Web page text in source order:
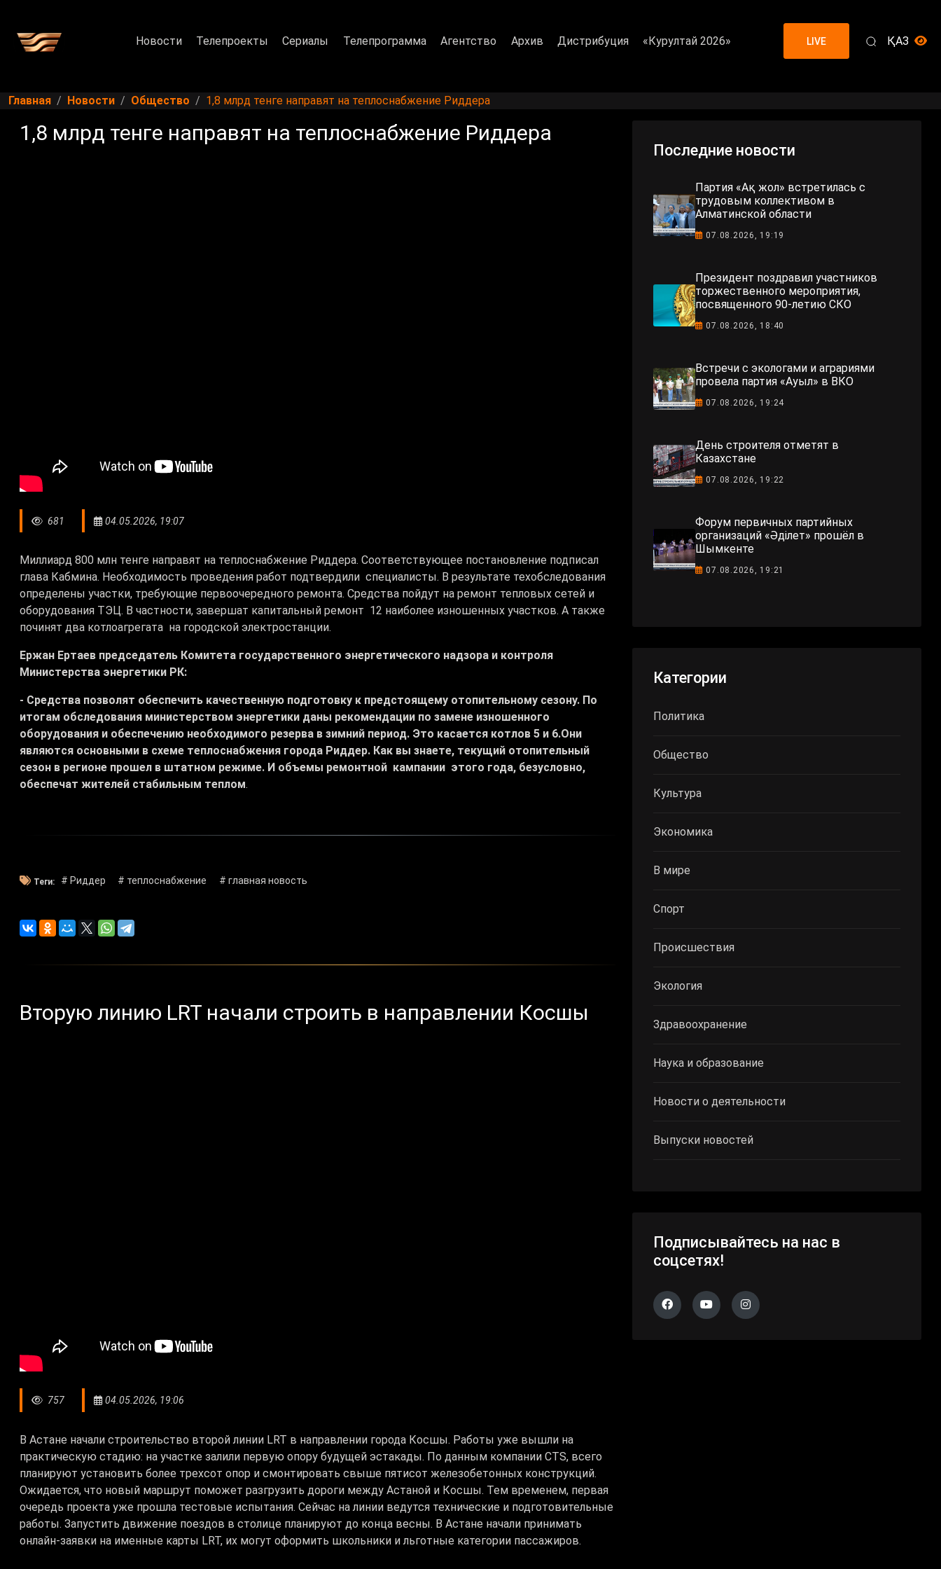
Новости Телепроекты Сериалы Телепрограмма Агентство Архив Дистрибуция «Курултай 2026» LIVE ҚАЗ
Главная Новости Общество 1,8 млрд тенге направят на теплоснабжение Риддера
1,8 млрд тенге направят на теплоснабжение Риддера
681 04.05.2026, 19:07
Миллиард 800 млн тенге направят на теплоснабжение Риддера. Соответствующее постановление подписал
глава Кабмина. Необходимость проведения работ подтвердили специалисты. В результате техобследования
определены участки, требующие первоочередного ремонта. Средства пойдут на ремонт тепловых сетей и
оборудования ТЭЦ. В частности, завершат капитальный ремонт 12 наиболее изношенных участков. А также
починят два котлоагрегата на городской электростанции.
Ержан Ертаев председатель Комитета государственного энергетического надзора и контроля
Министерства энергетики РК:
- Средства позволят обеспечить качественную подготовку к предстоящему отопительному сезону. По
итогам обследования министерством энергетики даны рекомендации по замене изношенного
оборудования и обеспечению необходимого резерва в зимний период. Это касается котлов 5 и 6.Они
являются основными в схеме теплоснабжения города Риддер. Как вы знаете, текущий отопительный
сезон в регионе прошел в штатном режиме. И объемы ремонтной кампании этого года, безусловно,
обеспечат жителей стабильным теплом.
Теги: # Риддер # теплоснабжение # главная новость
Вторую линию LRT начали строить в направлении Косшы
757 04.05.2026, 19:06
В Астане начали строительство второй линии LRT в направлении города Косшы. Работы уже вышли на
практическую стадию: на участке залили первую опору будущей эстакады. По данным компании CTS, всего
планируют установить более трехсот опор и смонтировать свыше пятисот железобетонных конструкций.
Ожидается, что новый маршрут поможет разгрузить дороги между Астаной и Косшы. Тем временем, первая
очередь проекта уже прошла тестовые испытания. Сейчас на линии ведутся технические и подготовительные
работы. Запустить движение поездов в столице планируют до конца весны. В Астане начали принимать
онлайн-заявки на именные карты LRT, их могут оформить школьники и льготные категории пассажиров.
Последние новости
Партия «Ақ жол» встретилась с
трудовым коллективом в
Алматинской области
07.08.2026, 19:19
Президент поздравил участников
торжественного мероприятия,
посвященного 90-летию СКО
07.08.2026, 18:40
Встречи с экологами и аграриями
провела партия «Ауыл» в ВКО
07.08.2026, 19:24
День строителя отметят в
Казахстане
07.08.2026, 19:22
Форум первичных партийных
организаций «Әділет» прошёл в
Шымкенте
07.08.2026, 19:21
Категории
Политика
Общество
Культура
Экономика
В мире
Спорт
Происшествия
Экология
Здравоохранение
Наука и образование
Новости о деятельности
Выпуски новостей
Подписывайтесь на нас в
соцсетях!